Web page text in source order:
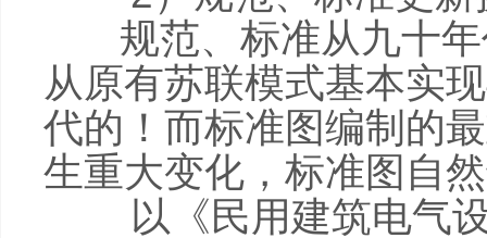
规范、标准从九十年
从原有苏联模式基本实
代的！而标准图编制的
生重大变化，标准图自
以《民用建筑电气设